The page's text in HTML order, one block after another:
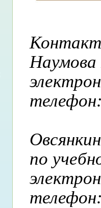
Наумова
по